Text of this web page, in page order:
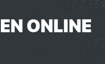
ONLINE